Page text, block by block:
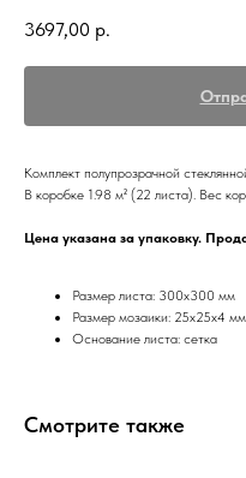
3697,00 р.
Комплект полупрозрачной
В коробке 1.98 м² (22 листа). Вес
Цена указана за упаковку.
Размер листа: 300x300 мм
Размер мозаики: 25x25x4 мм
Основание листа: сетка
Смотрите также